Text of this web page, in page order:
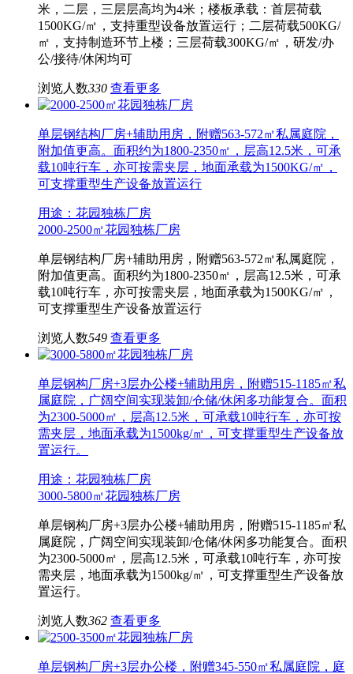
米，二层，三层层高均为4米；楼板承载：首层荷载
1500KG/㎡，支持重型设备放置运行；二层荷载500KG/
㎡，支持制造环节上楼；三层荷载300KG/㎡，研发/办
公/接待/休闲均可
浏览人数330 查看更多
单层钢结构厂房+辅助用房，附赠563-572㎡私属庭院，
附加值更高。面积约为1800-2350㎡，层高12.5米，可承
载10吨行车，亦可按需夹层，地面承载为1500KG/㎡，
可支撑重型生产设备放置运行
用途：花园独栋厂房
2000-2500㎡花园独栋厂房
单层钢结构厂房+辅助用房，附赠563-572㎡私属庭院，
附加值更高。面积约为1800-2350㎡，层高12.5米，可承
载10吨行车，亦可按需夹层，地面承载为1500KG/㎡，
可支撑重型生产设备放置运行
浏览人数549 查看更多
单层钢构厂房+3层办公楼+辅助用房，附赠515-1185㎡私
属庭院，广阔空间实现装卸/仓储/休闲多功能复合。面积
为2300-5000㎡，层高12.5米，可承载10吨行车，亦可按
需夹层，地面承载为1500kg/㎡，可支撑重型生产设备放
置运行。
用途：花园独栋厂房
3000-5800㎡花园独栋厂房
单层钢构厂房+3层办公楼+辅助用房，附赠515-1185㎡私
属庭院，广阔空间实现装卸/仓储/休闲多功能复合。面积
为2300-5000㎡，层高12.5米，可承载10吨行车，亦可按
需夹层，地面承载为1500kg/㎡，可支撑重型生产设备放
置运行。
浏览人数362 查看更多
单层钢构厂房+3层办公楼，附赠345-550㎡私属庭院，庭